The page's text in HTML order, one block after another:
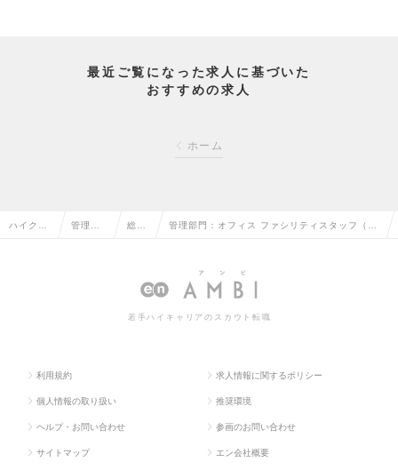
最近ご覧になった求人に基づいた
おすすめの求人
ホーム
ハイクラ 管理部 総務 管理部門：オフィス ファシリティスタッフ（総
人情報
若手ハイキャリアのスカウト転職
利用規約 求人情報に関するポリシー
個人情報の取り扱い 推奨環境
ヘルプ・お問い合わせ 参画のお問い合わせ
サイトマップ エン会社概要